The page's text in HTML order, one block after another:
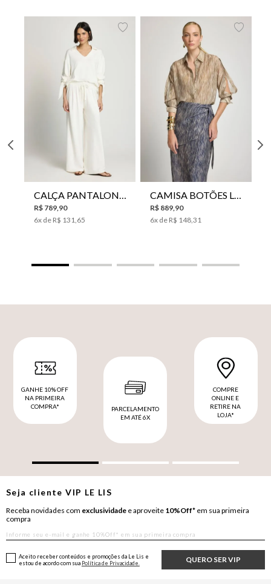
CALÇA PANTALONA LE LIS HORI FEMININA
R$ 789,90
6x de R$ 131,65
CAMISA BOTÕES LE LIS YANNA FEMININA
R$ 889,90
6x de R$ 148,31
GANHE 10% OFF
NA PRIMEIRA
COMPRA*
PARCELAMENTO
EM ATÉ 6X
COMPRE
ONLINE E
RETIRE NA
LOJA*
Seja clienteVIP LE LIS
Receba novidades com exclusividade e aproveite 10%Off* em sua primeira
compra
QUERO SER VIP
Aceito receber conteúdos e promoções da Le Lis e
estou de acordo com sua Política de Privacidade.